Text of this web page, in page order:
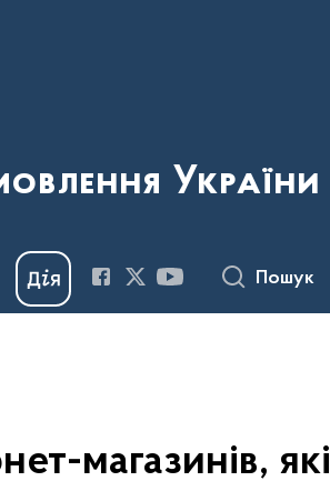
України
Пошук
магазинів, які